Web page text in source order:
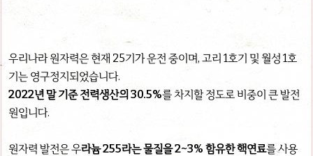
우리나라 원자력은 현재 25기가 운전 중이며, 고리 1호기 및 월성 1호
기는 영구정지되었습니다.
2022년 말 기준 전력생산의 30.5%를 차지할 정도로 비중이 큰 발전
원입니다.
원자력 발전은 우라늄 255라는 물질을 2~3% 함유한 핵연료를 사용